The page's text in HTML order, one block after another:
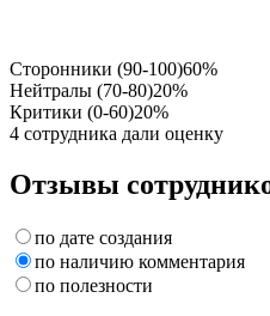
Сторонники (90-100)60%
Нейтралы (70-80)20%
Критики (0-60)20%
4 сотрудника дали оценку
Отзывы
по дате создания
по наличию комментария
по полезности